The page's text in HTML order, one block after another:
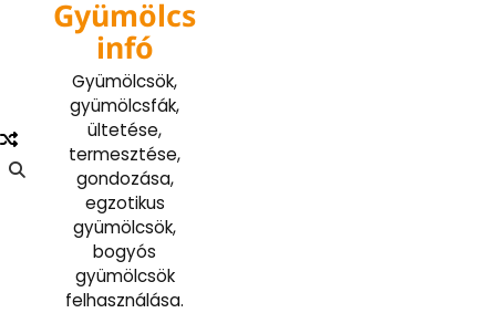
Gyümölcs
infó
Gyümölcsök,
gyümölcsfák,
ültetése,
termesztése,
gondozása,
egzotikus
gyümölcsök,
bogyós
gyümölcsök
felhasználása.